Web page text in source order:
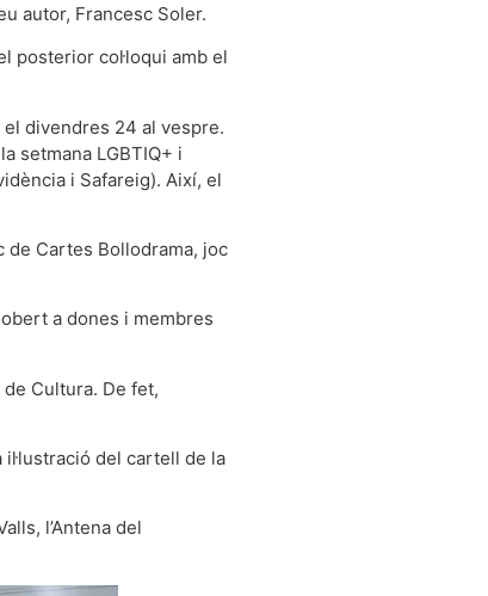
autor, Francesc Soler.
posterior col·loqui amb el
el divendres 24 al vespre.
setmana LGBTIQ+ i
i Safareig). Així, el
de Cartes Bollodrama, joc
a dones i membres
de Cultura. De fet,
del cartell de la
l’Antena del